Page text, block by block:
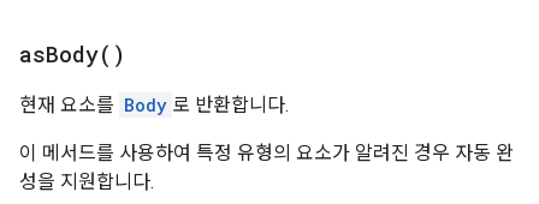
asBody( )
현재 요소를 Body 로 반환합니다.
이 메서드를 사용하여 특정 유형의 요소가 알려진 경우 자동 완
성을 지원합니다.